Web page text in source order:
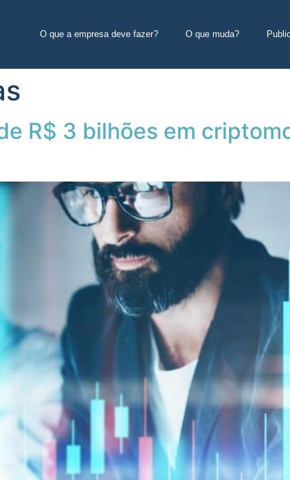
O que a empresa deve fazer? O que muda?
R$ 3 bilhões em